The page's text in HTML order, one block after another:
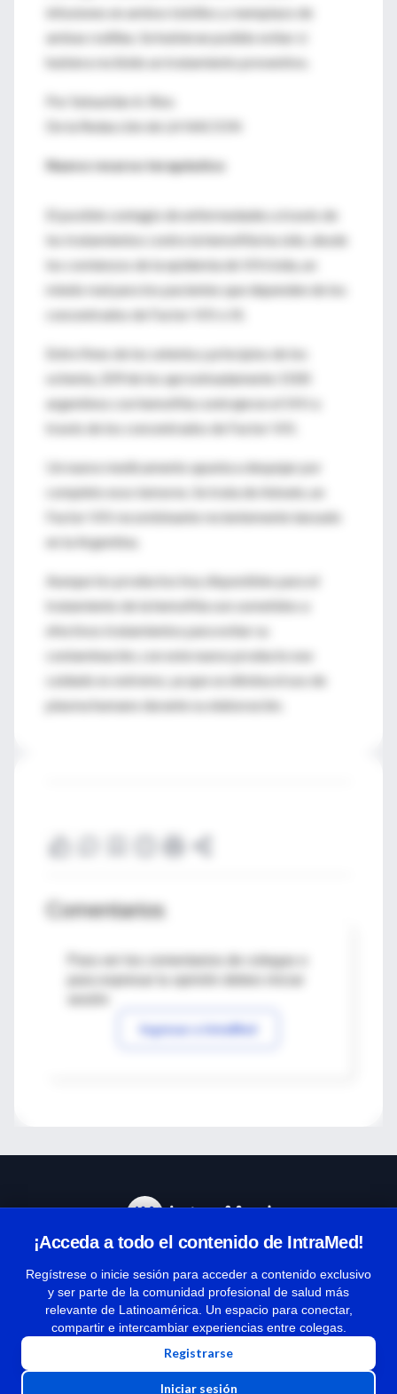
infusiones en ambos tobillos y reemplazo de
ambas rodillas. Se hubieran podido evitar si
hubiera recibido un tratamiento preventivo.
Por Sebastián A. Ríos
De la Redacción de LA NACION
Nuevo recurso terapéutico
El posible contagio de enfermedades a través de
los tratamientos contra la hemofilia ha sido, desde
los comienzos de la epidemia de VIH/sida, un
miedo real para los pacientes que dependen de los
concentrados de Factor VIII o IX.
Entre fines de los setenta y principios de los
ochenta, 209 de los aproximadamente 1500
argentinos con hemofilia contrajeron el VIH a
través de los concentrados de Factor VIII.
Un nuevo medicamento apunta a despejar por
completo esos temores. Se trata de Advate, un
Factor VIII recombinante recientemente lanzado
en la Argentina.
Aunque los productos hoy disponibles para el
tratamiento de la hemofilia son sometidos a
efectivos tratamientos para evitar su
contaminación, con este nuevo producto ese
cuidado es extremo, ya que se elimina el uso de
plasma humano durante su elaboración.
Comentarios
Para ver los comentarios de colegas o
Ingresar a IntraMed
¡Acceda a todo el contenido de IntraMed!
Regístrese o inicie sesión para acceder a contenido exclusivo
y ser parte de la comunidad profesional de salud más
relevante de Latinoamérica. Un espacio para conectar,
compartir e intercambiar experiencias entre colegas.
Registrarse
Iniciar sesión
Términos y condiciones
| Políticas de privacidad
| Todos los derechos reservados | Copyright 1997-2026